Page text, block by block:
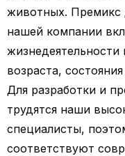
животных. Премикс
нашей компании
жизнедеятельности
возраста,
Для разработки и
трудятся наши
специалисты,
соответствуют